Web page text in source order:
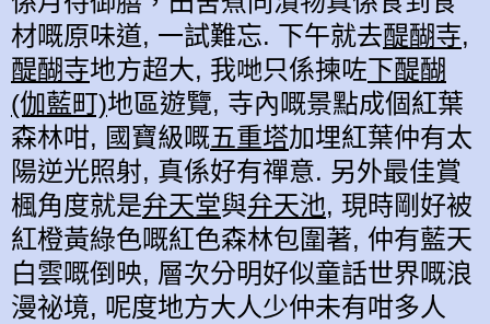
材嘅原味道, 一試難忘. 下午就去醍醐寺,
醍醐寺地方超大, 我哋只係揀咗下醍醐
(伽藍町)地區遊覽, 寺內嘅景點成個紅葉
森林咁, 國寶級嘅五重塔加埋紅葉仲有太
陽逆光照射, 真係好有禪意. 另外最佳賞
楓角度就是弁天堂與弁天池, 現時剛好被
紅橙黃綠色嘅紅色森林包圍著, 仲有藍天
白雲嘅倒映, 層次分明好似童話世界嘅浪
漫祕境, 呢度地方大人少仲未有咁多人